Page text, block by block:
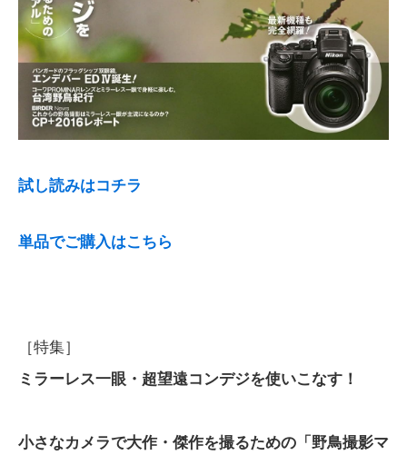
試し読みはコチラ
単品でご購入はこちら
［特集］
ミラーレス一眼・超望遠コンデジを使いこなす！
小さなカメラで大作・傑作を撮るための「野鳥撮影マ